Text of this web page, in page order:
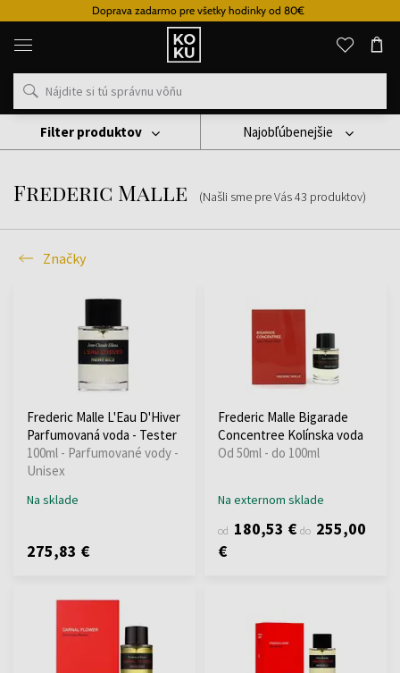
zadarmo pre všetky hodinky od 80€
Originálne
parfémy
hodinky
na
mieste
Značky
Frederic Malle
Frederic Malle (Našli sme pre Vás43 produktov)
Najobľúbenejšie
Značky
Filter produktov
Frederic Malle L'Eau D'Hiver
Parfumovaná voda - Tester
100ml - Parfumované vody -
Unisex
Na sklade
275,83 €
Frederic Malle Bigarade
Concentree Kolínska voda
Od 50ml - do 100ml
Na externom sklade
od 180,53 € do 255,00
€